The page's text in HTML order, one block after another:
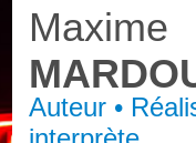
Maxime
Auteur •